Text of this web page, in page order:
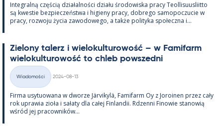
In­te­gralną częścią działal­ności działu śro­dowiska pracy Teol­li­suus­liitto
są kwes­tie bez­pieczeństwa i hi­gieny pracy, dobrego sa­mo­poczucie w
pracy, rozwoju życia zawo­dowego, a także po­li­tyka społeczna i...
Zie­lony ta­lerz i wie­lo­kul­tu­rowość – w Fa­mi­farm
wie­lo­kul­tu­rowość to ch­leb powszedni
Kategorie
Wiadomości
2024-08-13
Firma usy­tuowana w dworze Jär­vi­kylä, Fa­mi­farm Oy z Jo­roi­nen przez cały
rok uprawia zioła i sałaty dla całej Fin­lan­dii. Rdzenni Fi­nowie sta­nowią
wśród jej pracow­ników...